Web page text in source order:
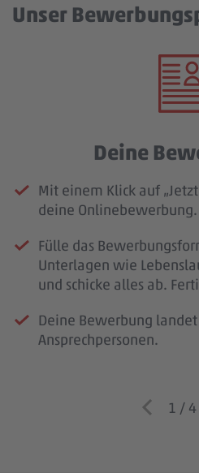
Unser
Deine
Mit einem Klick auf
deine Onlinebewerbung.
Fülle das
Unterlagen wie
und schicke alles ab.
Deine Bewerbung
Ansprechpersonen.
1 / 4